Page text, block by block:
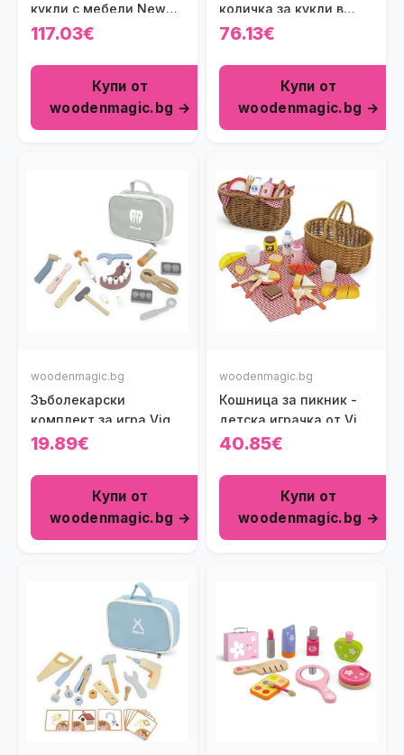
кукли с мебели New
Classic Toys
117.03€
Купи от
woodenmagic.bg →
количка за кукли в
бяло
76.13€
Купи от
woodenmagic.bg →
woodenmagic.bg
Зъболекарски
комплект за игра Viga
toys
19.89€
Купи от
woodenmagic.bg →
woodenmagic.bg
Кошница за пикник -
детска играчка от Viga
toys
40.85€
Купи от
woodenmagic.bg →